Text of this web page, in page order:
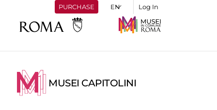
PURCHASE Log In
MUSEI CAPITOLINI